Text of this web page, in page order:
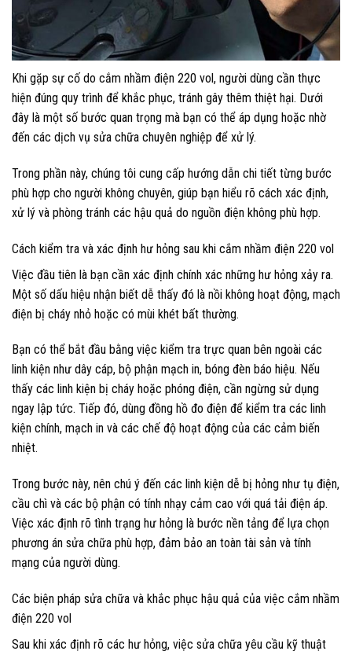
Khi gặp sự cố do cắm nhầm điện 220 vol, người dùng cần thực
hiện đúng quy trình để khắc phục, tránh gây thêm thiệt hại. Dưới
đây là một số bước quan trọng mà bạn có thể áp dụng hoặc nhờ
đến các dịch vụ sửa chữa chuyên nghiệp để xử lý.
Trong phần này, chúng tôi cung cấp hướng dẫn chi tiết từng bước
phù hợp cho người không chuyên, giúp bạn hiểu rõ cách xác định,
xử lý và phòng tránh các hậu quả do nguồn điện không phù hợp.
Cách kiểm tra và xác định hư hỏng sau khi cắm nhầm điện 220 vol
Việc đầu tiên là bạn cần xác định chính xác những hư hỏng xảy ra.
Một số dấu hiệu nhận biết dễ thấy đó là nồi không hoạt động, mạch
điện bị cháy nhỏ hoặc có mùi khét bất thường.
Bạn có thể bắt đầu bằng việc kiểm tra trực quan bên ngoài các
linh kiện như dây cáp, bộ phận mạch in, bóng đèn báo hiệu. Nếu
thấy các linh kiện bị cháy hoặc phóng điện, cần ngừng sử dụng
ngay lập tức. Tiếp đó, dùng đồng hồ đo điện để kiểm tra các linh
kiện chính, mạch in và các chế độ hoạt động của các cảm biến
nhiệt.
Trong bước này, nên chú ý đến các linh kiện dễ bị hỏng như tụ điện,
cầu chì và các bộ phận có tính nhạy cảm cao với quá tải điện áp.
Việc xác định rõ tình trạng hư hỏng là bước nền tảng để lựa chọn
phương án sửa chữa phù hợp, đảm bảo an toàn tài sản và tính
mạng của người dùng.
Các biện pháp sửa chữa và khắc phục hậu quả của việc cắm nhầm
điện 220 vol
Sau khi xác định rõ các hư hỏng, việc sửa chữa yêu cầu kỹ thuật